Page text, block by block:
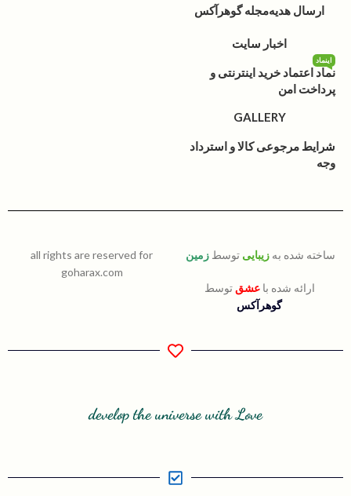
ارسال هدیهمجله گوهرآکس
اخبار سایت
نماد اعتماد خرید اینترنتی و
پرداخت امن
اینماد
GALLERY
شرایط مرجوعی کالا و استرداد
وجه
ساخته شده به زیبایی توسط زمین
ارائه شده باعشق توسط
گوهرآکس
all rights are reserved for
goharax.com
develop the universe with Love